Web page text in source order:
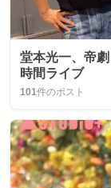
堂本光一、帝
時間ライブ
101件のポスト